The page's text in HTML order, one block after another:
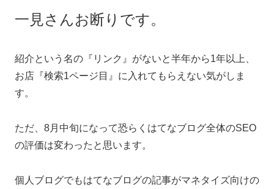
一見さんお断りです。
紹介という名の『リンク』がないと半年から1年以上、
お店『検索1ページ目』に入れてもらえない気がしま
す。
ただ、8月中旬になって恐らくはてなブログ全体のSEO
の評価は変わったと思います。
個人ブログでもはてなブログの記事がマネタイズ向けの